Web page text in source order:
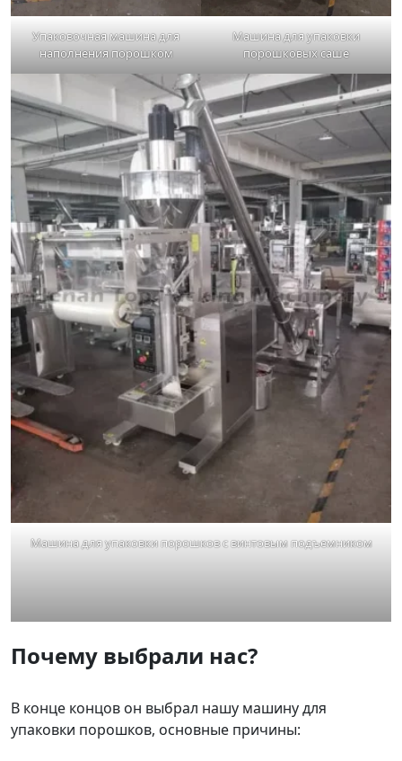
Упаковочная машина для
наполнения порошком
Машина для упаковки
порошковых саше
Машина для упаковки порошков с винтовым подъемником
Почему выбрали нас?
В конце концов он выбрал нашу машину для
упаковки порошков, основные причины: